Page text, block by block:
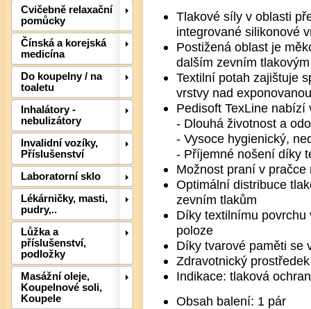
Cvičebně relaxační
pomůcky
Čínská a korejská
medicína
Do koupelny / na
toaletu
Inhalátory -
nebulizátory
Invalidní vozíky,
Příslušenství
Laboratorní sklo
Lékárničky, masti,
pudry,..
Lůžka a
příslušenství,
podložky
Masážní oleje,
Koupelnové soli,
Koupele
Tlakové síly v oblasti
integrované silikonové
Postižená oblast je
dalším zevním
Textilní potah zajištuje
vrstvy nad
Pedisoft TexLine nabízí
- Dlouhá životnost a
- Vysoce hygienický,
- Příjemné nošení díky
Možnost praní v pračce
Optimální distribuce
zevním tlakům
Díky textilnímu
poloze
Díky tvarové paměti se
Zdravotnický
Indikace: tlaková
Obsah balení: 1 pár